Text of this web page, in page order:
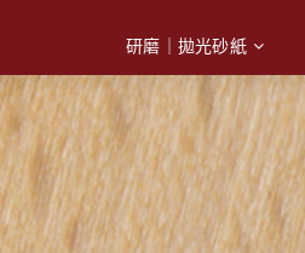
研磨｜拋光砂紙